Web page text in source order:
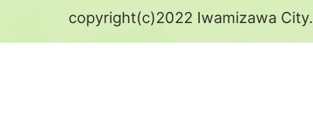
copyright(c)2022 Iwamizawa